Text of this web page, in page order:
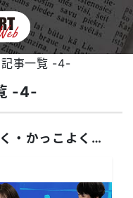
事一覧 -4-
-4-
サーキット初心者必見！ 速く・かっこよく走る方法！【第1弾】基礎編